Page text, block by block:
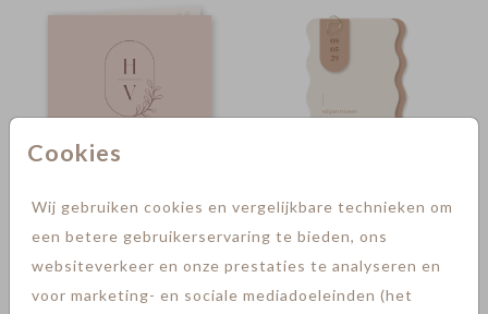
Cookies
Wij gebruiken cookies en vergelijkbare technieken om
een betere gebruikerservaring te bieden, ons
websiteverkeer en onze prestaties te analyseren en
voor marketing- en sociale mediadoeleinden (het
labelkaart